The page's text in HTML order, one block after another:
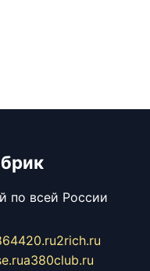
по всей России
2rich.ru
a380club.ru